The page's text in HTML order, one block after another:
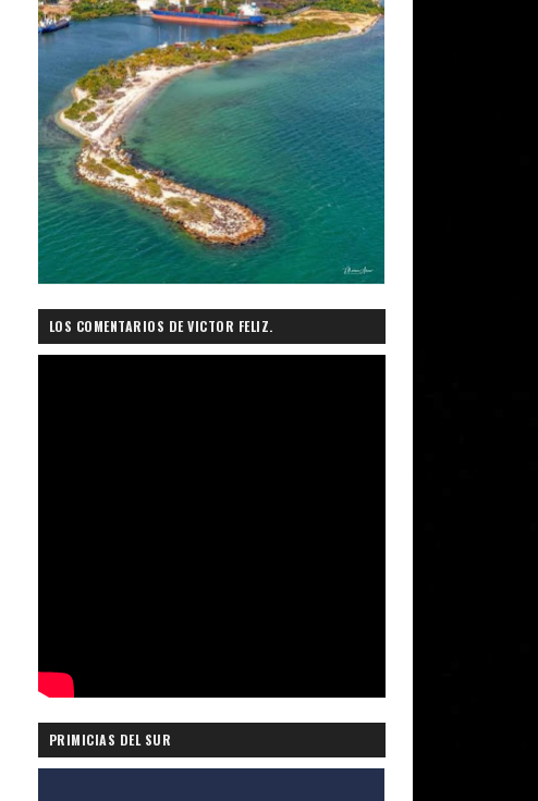
LOS COMENTARIOS DE VICTOR FELIZ.
PRIMICIAS DEL SUR